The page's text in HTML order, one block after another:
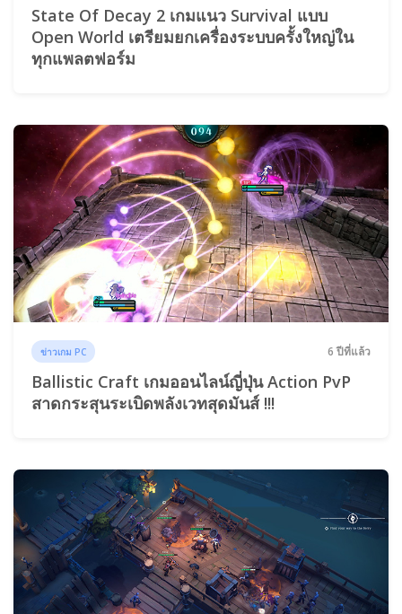
State Of Decay 2 เกมแนว Survival แบบ
Open World เตรียมยกเครื่องระบบครั้งใหญ่ใน
ทุกแพลตฟอร์ม
ข่าวเกม PC 6 ปีที่แล้ว
Ballistic Craft เกมออนไลน์ญี่ปุ่น Action PvP
สาดกระสุนระเบิดพลังเวทสุดมันส์ !!!